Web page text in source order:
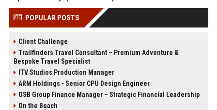
POPULAR POSTS
Client Challenge
Trailfinders Travel Consultant – Premium Adventure &
Bespoke Travel Specialist
ITV Studios Production Manager
ARM Holdings - Senior CPU Design Engineer
OSB Group Finance Manager – Strategic Financial Leadership
On the Beach